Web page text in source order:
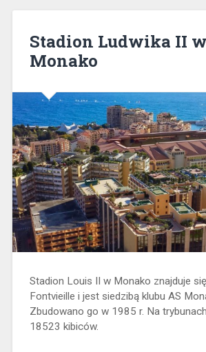
Stadion Ludwika II w
Monako
Stadion Louis II w Monako znajduje
Fontvieille i jest siedzibą klubu AS
Zbudowano go w 1985 r. Na
18523 kibiców.